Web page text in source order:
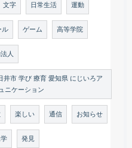
文字 日常生活 運動
ル ゲーム 高等学院
人
市 学び 療育 愛知県 にじいろア
ニケーション
楽しい 通信 お知らせ
発見